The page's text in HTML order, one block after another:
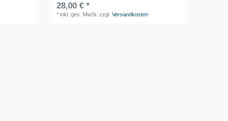
28,00 € *
*inkl. ges. MwSt. zzgl.Versandkosten